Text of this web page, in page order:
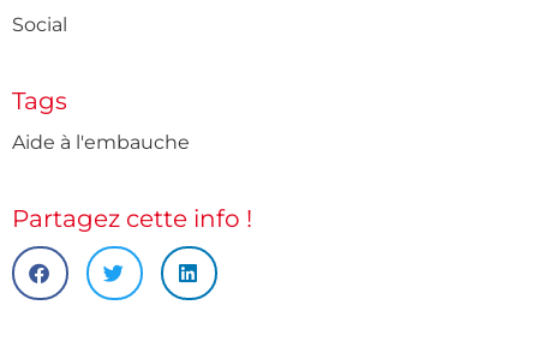
Social
Tags
Aide à l'embauche
Partagez cette info !